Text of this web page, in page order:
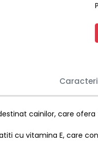
cainilor, care
cu vitamina E, care